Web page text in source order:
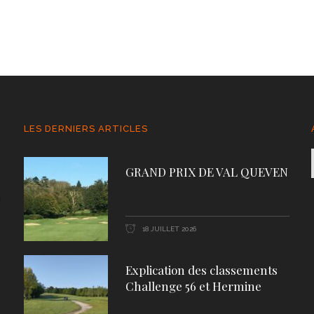
LES DERNIERS ARTICLES
GRAND PRIX DE VAL QUEVEN
18 JUILLET 2026
Explication des classements
Challenge 56 et Hermine